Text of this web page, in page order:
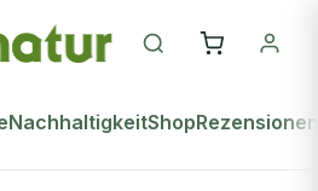
NachhaltigkeitShopRezensionen